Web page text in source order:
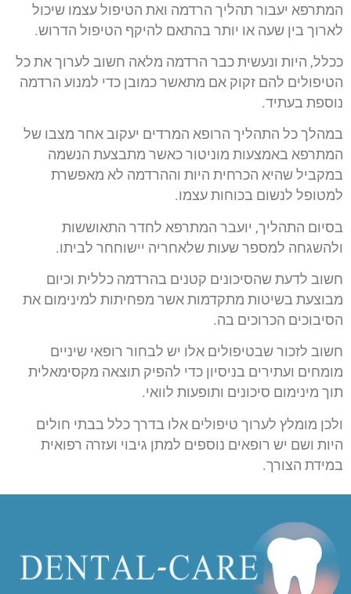
המתרפא יעבור תהליך הרדמה ואת הטיפול עצמו שיכול
לארוך בין שעה או יותר בהתאם להיקף הטיפול הדרוש.
ככלל, היות ונעשית כבר הרדמה מלאה חשוב לערוך את כל
הטיפולים להם זקוק אם מתאשר כמובן כדי למנוע הרדמה
נוספת בעתיד.
במהלך כל התהליך הרופא המרדים יעקוב אחר מצבו של
המתרפא באמצעות מוניטור כאשר מתבצעת הנשמה
במקביל שהיא הכרחית היות וההרדמה לא מאפשרת
למטופל לנשום בכוחות עצמו.
בסיום התהליך, יועבר המתרפא לחדר התאוששות
ולהשגחה למספר שעות שלאחריה יישוחחר לביתו.
חשוב לדעת שהסיכונים קטנים בהרדמה כללית וכיום
מבוצעת בשיטות מתקדמות אשר מפחיתות למינימום את
הסיבוכים הכרוכים בה.
חשוב לזכור שבטיפולים אלו יש לבחור רופאי שיניים
מומחים ועתירים בניסיון כדי להפיק תוצאה מקסימאלית
תוך מינימום סיכונים ותופעות לוואי.
ולכן מומלץ לערוך טיפולים אלו בדרך כלל בבתי חולים
היות ושם יש רופאים נוספים למתן גיבוי ועזרה רפואית
במידת הצורך.